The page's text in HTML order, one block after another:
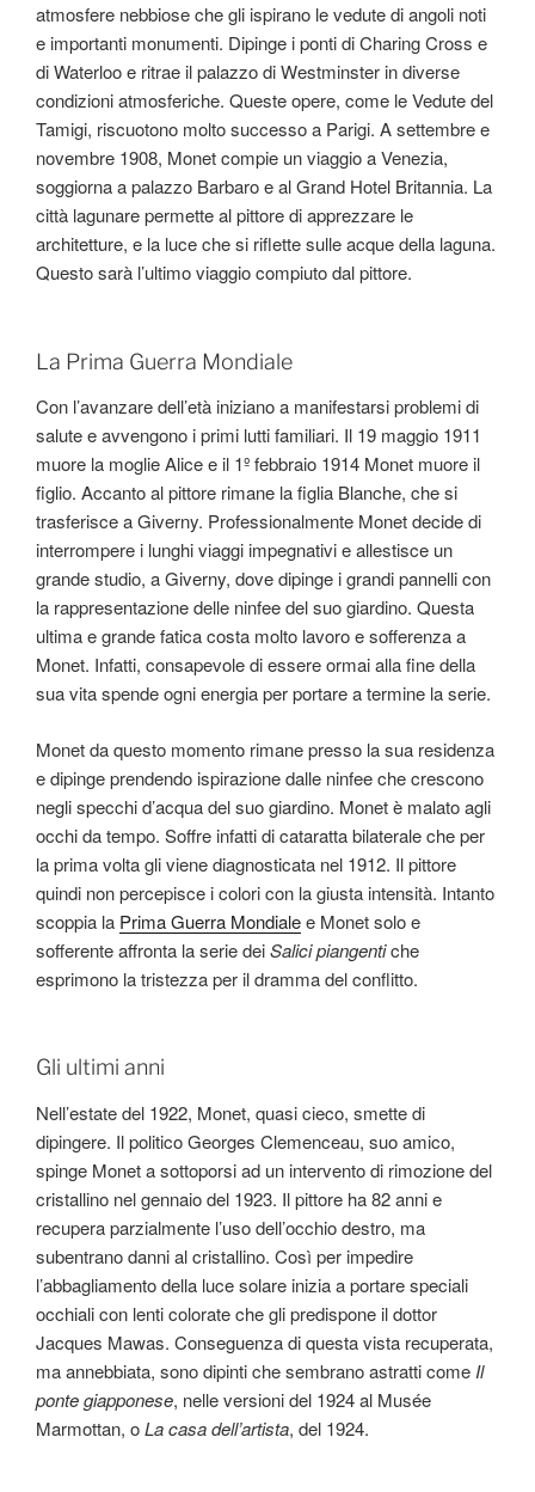
atmosfere nebbiose che gli ispirano le vedute di angoli noti
e importanti monumenti. Dipinge i ponti di Charing Cross e
di Waterloo e ritrae il palazzo di Westminster in diverse
condizioni atmosferiche. Queste opere, come le Vedute del
Tamigi, riscuotono molto successo a Parigi. A settembre e
novembre 1908, Monet compie un viaggio a Venezia,
soggiorna a palazzo Barbaro e al Grand Hotel Britannia. La
città lagunare permette al pittore di apprezzare le
architetture, e la luce che si riflette sulle acque della laguna.
Questo sarà l’ultimo viaggio compiuto dal pittore.
La Prima Guerra Mondiale
Con l’avanzare dell’età iniziano a manifestarsi problemi di
salute e avvengono i primi lutti familiari. Il 19 maggio 1911
muore la moglie Alice e il 1º febbraio 1914 Monet muore il
figlio. Accanto al pittore rimane la figlia Blanche, che si
trasferisce a Giverny. Professionalmente Monet decide di
interrompere i lunghi viaggi impegnativi e allestisce un
grande studio, a Giverny, dove dipinge i grandi pannelli con
la rappresentazione delle ninfee del suo giardino. Questa
ultima e grande fatica costa molto lavoro e sofferenza a
Monet. Infatti, consapevole di essere ormai alla fine della
sua vita spende ogni energia per portare a termine la serie.
Monet da questo momento rimane presso la sua residenza
e dipinge prendendo ispirazione dalle ninfee che crescono
negli specchi d’acqua del suo giardino. Monet è malato agli
occhi da tempo. Soffre infatti di cataratta bilaterale che per
la prima volta gli viene diagnosticata nel 1912. Il pittore
quindi non percepisce i colori con la giusta intensità. Intanto
scoppia la Prima Guerra Mondialee Monet solo e
sofferente affronta la serie deiSalici piangentiche
esprimono la tristezza per il dramma del conflitto.
Gli ultimi anni
Nell’estate del 1922, Monet, quasi cieco, smette di
dipingere. Il politico Georges Clemenceau, suo amico,
spinge Monet a sottoporsi ad un intervento di rimozione del
cristallino nel gennaio del 1923. Il pittore ha 82 anni e
recupera parzialmente l’uso dell’occhio destro, ma
subentrano danni al cristallino. Così per impedire
l’abbagliamento della luce solare inizia a portare speciali
occhiali con lenti colorate che gli predispone il dottor
Jacques Mawas. Conseguenza di questa vista recuperata,
ma annebbiata, sono dipinti che sembrano astratti come Il
ponte giapponese, nelle versioni del 1924 al Musée
Marmottan, oLa casa dell’artista, del 1924.